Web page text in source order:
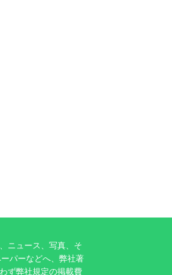
ニュース、写真、そ
パーなどへ、弊社著
ず弊社規定の掲載費